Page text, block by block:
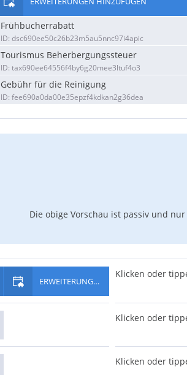
Frühbucherrabatt
ID: dsc690ee50c26b23m5au5nnc97i4apic
Tourismus Beherbergungssteuer
ID: tax690ee64556f4by6g20mee3ltuf4o3
Gebühr für die Reinigung
ID: fee690a0da00e35epzf4kdkan2g36dea
Die obige Vorschau ist passiv und
ERWEITERUNGEN HINZUFÜGEN
Klicken oder
Klicken oder
Klicken oder